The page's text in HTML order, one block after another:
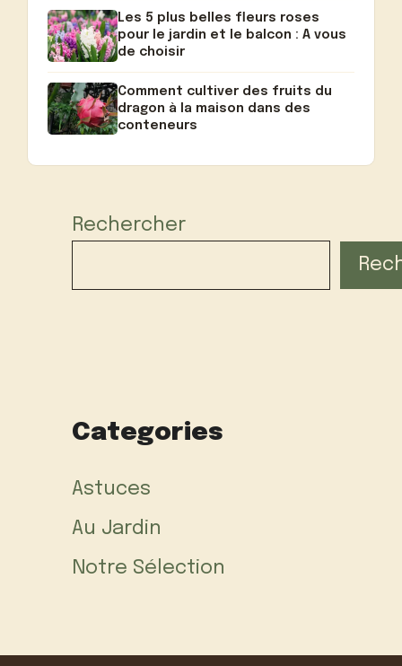
Les 5 plus belles fleurs roses
pour le jardin et le balcon : A vous
de choisir
Comment cultiver des fruits du
dragon à la maison dans des
conteneurs
Rechercher
Categories
Astuces
Au Jardin
Notre Sélection